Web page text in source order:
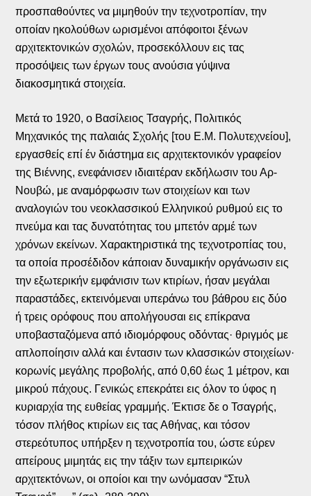
προσπαθούντες να μιμηθούν την τεχνοτροπίαν, την
οποίαν ηκολούθων ωρισμένοι απόφοιτοι ξένων
αρχιτεκτονικών σχολών, προσεκόλλουν εις τας
προσόψεις των έργων τους ανούσια γύψινα
διακοσμητικά στοιχεία.
Μετά το 1920, ο Βασίλειος Τσαγρής, Πολιτικός
Μηχανικός της παλαιάς Σχολής [του Ε.Μ. Πολυτεχνείου],
εργασθείς επί έν διάστημα εις αρχιτεκτονικόν γραφείον
της Βιέννης, ενεφάνισεν ιδιαιτέραν εκδήλωσιν του Αρ-
Νουβώ, με αναμόρφωσιν των στοιχείων και των
αναλογιών του νεοκλασσικού Ελληνικού ρυθμού εις το
πνεύμα και τας δυνατότητας του μπετόν αρμέ των
χρόνων εκείνων. Χαρακτηριστικά της τεχνοτροπίας του,
τα οποία προσέδιδον κάποιαν δυναμικήν οργάνωσιν εις
την εξωτερικήν εμφάνισιν των κτιρίων, ήσαν μεγάλαι
παραστάδες, εκτεινόμεναι υπεράνω του βάθρου εις δύο
ή τρεις ορόφους που απολήγουσαι εις επίκρανα
υποβασταζόμενα από ιδιομόρφους οδόντας· θριγμός με
απλοποίησιν αλλά και έντασιν των κλασσικών στοιχείων·
κορωνίς μεγάλης προβολής, από 0,60 έως 1 μέτρον, και
μικρού πάχους. Γενικώς επεκράτει εις όλον το ύφος η
κυριαρχία της ευθείας γραμμής. Έκτισε δε ο Τσαγρής,
τόσον πλήθος κτιρίων εις τας Αθήνας, και τόσον
στερεότυπος υπήρξεν η τεχνοτροπία του, ώστε εύρεν
απείρους μιμητάς εις την τάξιν των εμπειρικών
αρχιτεκτόνων, οι οποίοι και την ωνόμασαν “Στυλ